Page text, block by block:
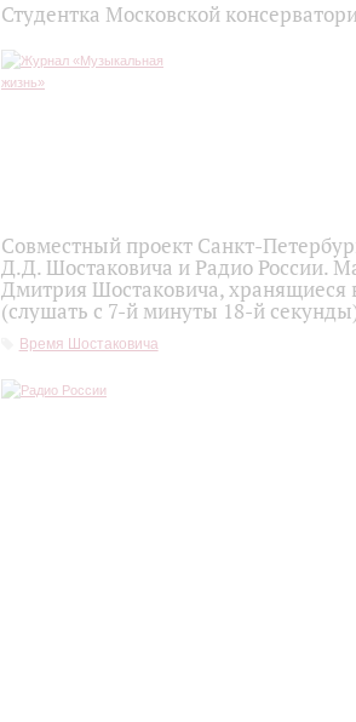
Студентка Московской
Совместный проект Санкт-
Д.Д. Шостаковича и Радио России.
Дмитрия Шостаковича, хранящиеся
(слушать с 7-й минуты 18-й
Время Шостаковича